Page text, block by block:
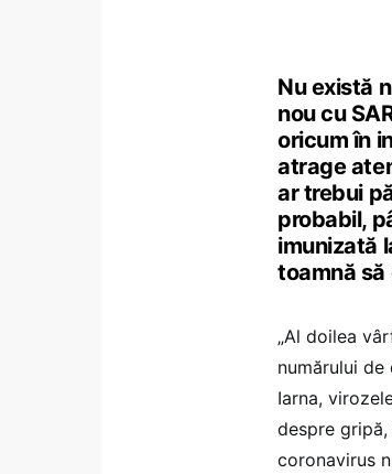
Nu există
nou cu
oricum în
atrage
ar trebui
probabil,
imunizată
toamnă
„Al doilea
numărului
Iarna,
despre
coronavirus